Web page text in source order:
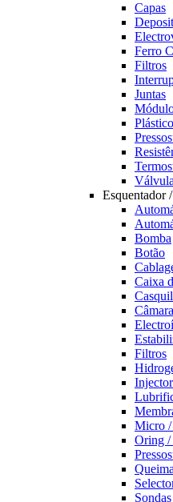
Capas
Ferro
Filtros
Juntas
Esquentador
Bomba
Botão
Caixa
Filtros
Injector
Micro /
Oring /